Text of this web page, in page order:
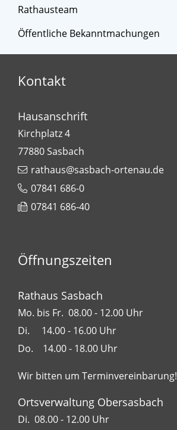
Rathausteam
Öffentliche Bekanntmachungen
Kontakt
Hausanschrift
Kirchplatz 4
77880Sasbach
rathaus@sasbach-ortenau.de
07841 686-0
07841 686-40
Öffnungszeiten
Rathaus Sasbach
Mo. bis Fr. 08.00 - 12.00 Uhr
Di. 14.00 - 16.00 Uhr
Do. 14.00 - 18.00 Uhr
Wir bitten um Terminvereinbarung!
Ortsverwaltung Obersasbach
Di. 08.00 - 12.00 Uhr